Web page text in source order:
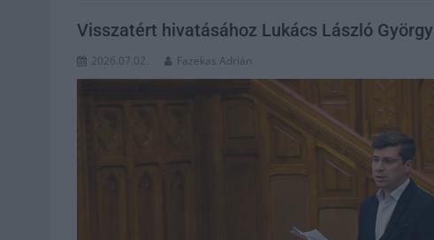
Visszatért hivatásához Lukács László György
2026.07.02. Fazekas Adrián